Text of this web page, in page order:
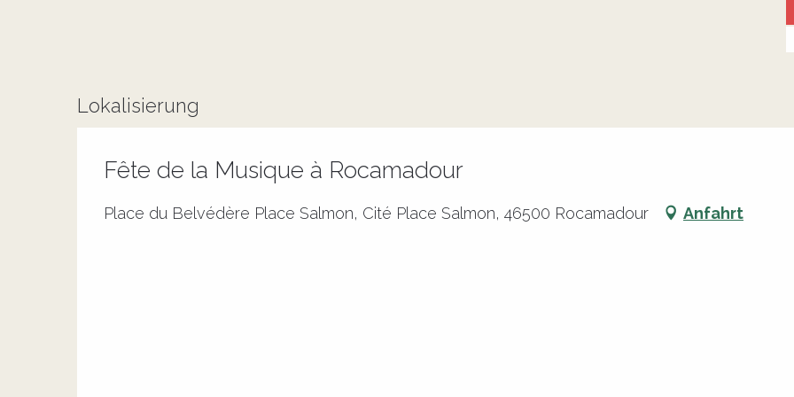
Lokalisierung
Fête de la Musique à Rocamadour
Place du Belvédère Place Salmon, Cité Place Salmon, 46500 Rocamadour Anfahrt